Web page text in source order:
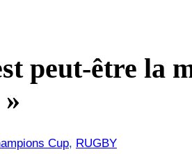
peut-être la
Cup, RUGBY